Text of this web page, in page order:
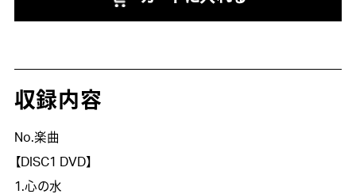
収録内容
No.楽曲
【DISC1 DVD】
1.心の水